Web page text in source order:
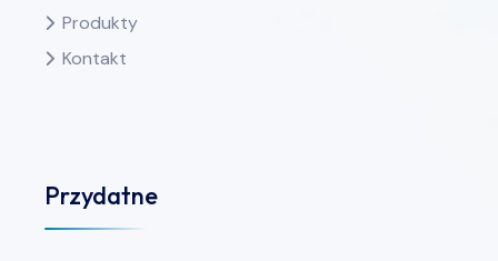
Produkty
Kontakt
Przydatne